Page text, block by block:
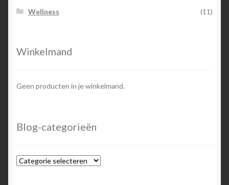
Wellness
(11)
Winkelmand
Geen producten in je winkelmand.
Blog-categorieën
Blog-